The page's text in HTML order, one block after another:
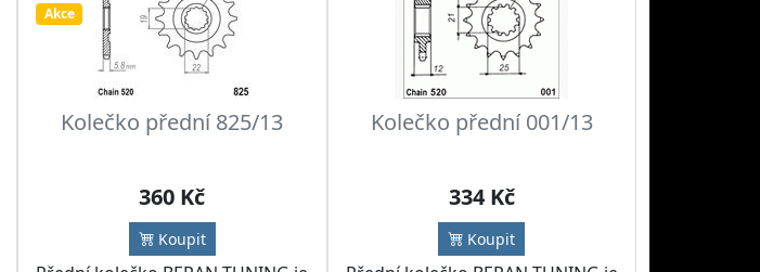
Akce
Kolečko přední 825/13
360 Kč
Koupit
Kolečko přední 001/13
334 Kč
Koupit